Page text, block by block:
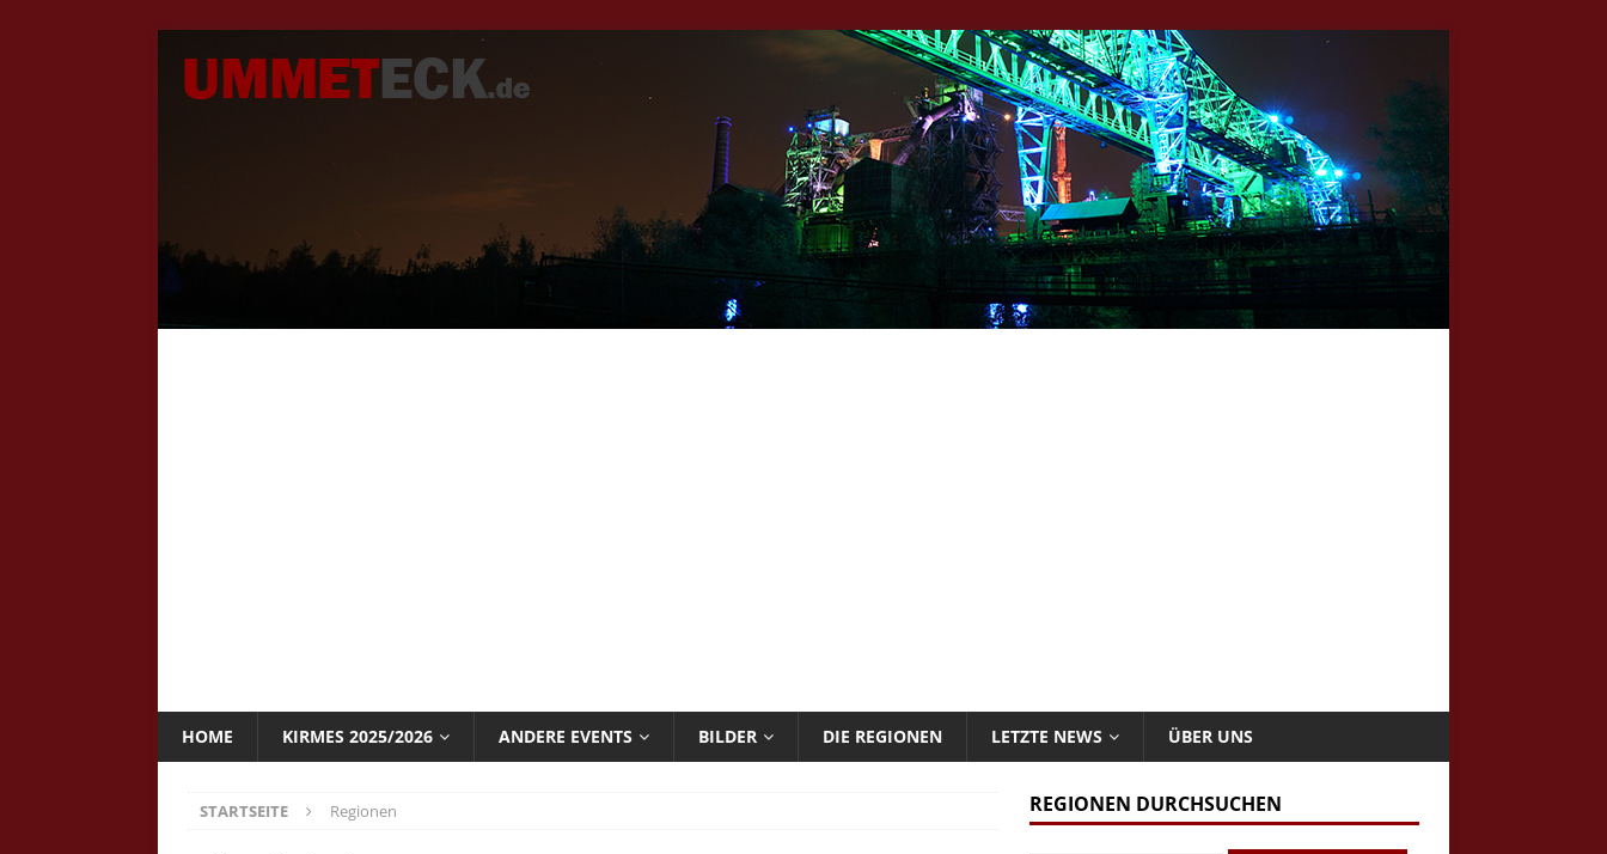
HOME KIRMES 2025/2026 ANDERE EVENTS BILDER DIE REGIONEN LETZTE NEWS ÜBER UNS
STARTSEITE Regionen REGIONEN DURCHSUCHEN